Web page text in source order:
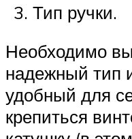
Тип ручки.
Необходимо
надежный тип
удобный для
крепиться